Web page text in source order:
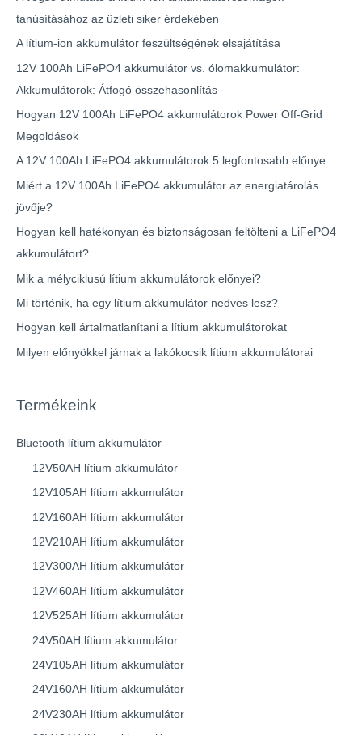
tanúsításához az üzleti siker érdekében
A lítium-ion akkumulátor feszültségének elsajátítása
12V 100Ah LiFePO4 akkumulátor vs. ólomakkumulátor:
Akkumulátorok: Átfogó összehasonlítás
Hogyan 12V 100Ah LiFePO4 akkumulátorok Power Off-Grid
Megoldások
A 12V 100Ah LiFePO4 akkumulátorok 5 legfontosabb előnye
Miért a 12V 100Ah LiFePO4 akkumulátor az energiatárolás
jövője?
Hogyan kell hatékonyan és biztonságosan feltölteni a LiFePO4
akkumulátort?
Mik a mélyciklusú lítium akkumulátorok előnyei?
Mi történik, ha egy lítium akkumulátor nedves lesz?
Hogyan kell ártalmatlanítani a lítium akkumulátorokat
Milyen előnyökkel járnak a lakókocsik lítium akkumulátorai
Termékeink
Bluetooth lítium akkumulátor
12V50AH lítium akkumulátor
12V105AH lítium akkumulátor
12V160AH lítium akkumulátor
12V210AH lítium akkumulátor
12V300AH lítium akkumulátor
12V460AH lítium akkumulátor
12V525AH lítium akkumulátor
24V50AH lítium akkumulátor
24V105AH lítium akkumulátor
24V160AH lítium akkumulátor
24V230AH lítium akkumulátor